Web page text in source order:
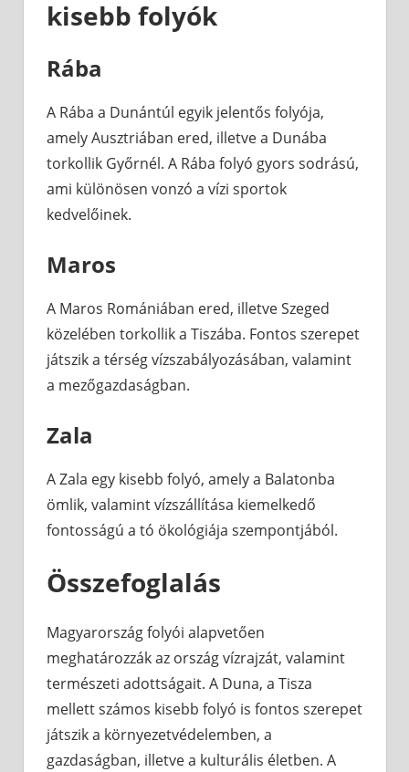
kisebb folyók
Rába
A Rába a Dunántúl egyik jelentős folyója,
amely Ausztriában ered, illetve a Dunába
torkollik Győrnél. A Rába folyó gyors sodrású,
ami különösen vonzó a vízi sportok
kedvelőinek.
Maros
A Maros Romániában ered, illetve Szeged
közelében torkollik a Tiszába. Fontos szerepet
játszik a térség vízszabályozásában, valamint
a mezőgazdaságban.
Zala
A Zala egy kisebb folyó, amely a Balatonba
ömlik, valamint vízszállítása kiemelkedő
fontosságú a tó ökológiája szempontjából.
Összefoglalás
Magyarország folyói alapvetően
meghatározzák az ország vízrajzát, valamint
természeti adottságait. A Duna, a Tisza
mellett számos kisebb folyó is fontos szerepet
játszik a környezetvédelemben, a
gazdaságban, illetve a kulturális életben. A